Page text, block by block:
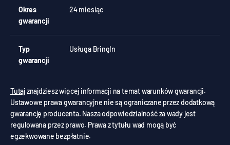
Okres
gwarancji
24 miesiąc
Typ
gwarancji
Usługa BringIn
Tutajznajdziesz więcej informacji na temat warunków gwarancji.
Ustawowe prawa gwarancyjne nie są ograniczane przez dodatkową
gwarancję producenta. Nasza odpowiedzialność za wady jest
regulowana przez prawo. Prawa z tytułu wad mogą być
egzekwowane bezpłatnie.